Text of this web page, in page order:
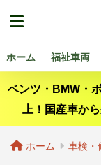
ホーム 福祉車両
ベンツ・BMW・
上！国産車か
ホーム 車検・